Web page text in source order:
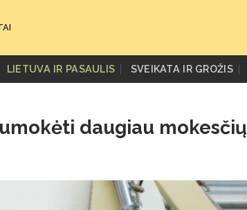
LIETUVA IR PASAULIS SVEIKATA IR GROŽIS
daugiau mokesčių